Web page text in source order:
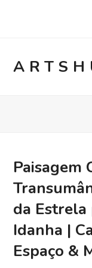
Paisagem
da Estrela
Idanha |
Espaço &